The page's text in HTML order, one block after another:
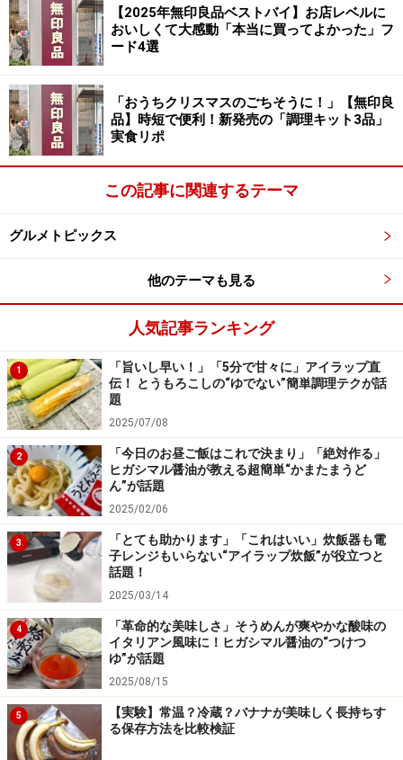
【2025年無印良品ベストバイ】お店レベルに
おいしくて大感動「本当に買ってよかった」フ
ード4選
「おうちクリスマスのごちそうに！」【無印良
品】時短で便利！新発売の「調理キット3品」
実食リポ
この記事に関連するテーマ
グルメトピックス
他のテーマも見る
人気記事ランキング
1
「旨いし早い！」「5分で甘々に」アイラップ直
伝！ とうもろこしの“ゆでない”簡単調理テクが話
題
2025/07/08
2
「今日のお昼ご飯はこれで決まり」「絶対作る」
ヒガシマル醤油が教える超簡単“かまたまうど
ん”が話題
2025/02/06
3
「とても助かります」「これはいい」炊飯器も電
子レンジもいらない“アイラップ炊飯”が役立つと
話題！
2025/03/14
4
「革命的な美味しさ」そうめんが爽やかな酸味の
イタリアン風味に！ヒガシマル醤油の“つけつ
ゆ”が話題
2025/08/15
5
【実験】常温？冷蔵？バナナが美味しく長持ちす
る保存方法を比較検証